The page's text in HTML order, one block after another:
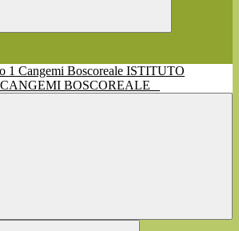
ISTITUTO
BOSCOREALE